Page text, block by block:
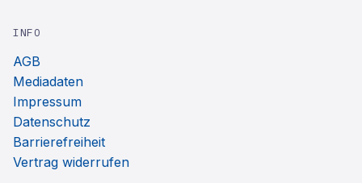
INFO
AGB
Mediadaten
Impressum
Datenschutz
Barrierefreiheit
Vertrag widerrufen